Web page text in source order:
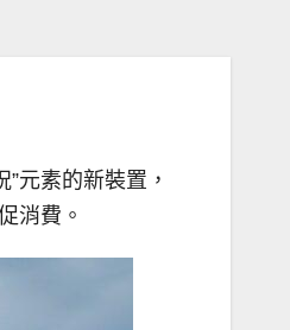
元素的新裝置，
消費。